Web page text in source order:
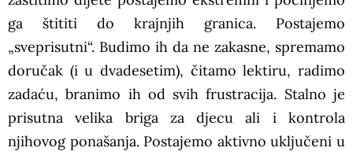
ga štititi do krajnjih granica. Postajemo
„sveprisutni“. Budimo ih da ne zakasne, spremamo
doručak (i u dvadesetim), čitamo lektiru, radimo
zadaću, branimo ih od svih frustracija. Stalno je
prisutna velika briga za djecu ali i kontrola
njihovog ponašanja. Postajemo aktivno uključeni u